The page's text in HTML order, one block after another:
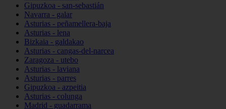
Gipuzkoa - san-sebastián
Navarra - galar
Asturias - peñamellera-baja
Asturias - lena
Bizkaia - galdakao
Asturias - cangas-del-narcea
Zaragoza - utebo
Asturias - laviana
Asturias - parres
Gipuzkoa - azpeitia
Asturias - colunga
Madrid - guadarrama